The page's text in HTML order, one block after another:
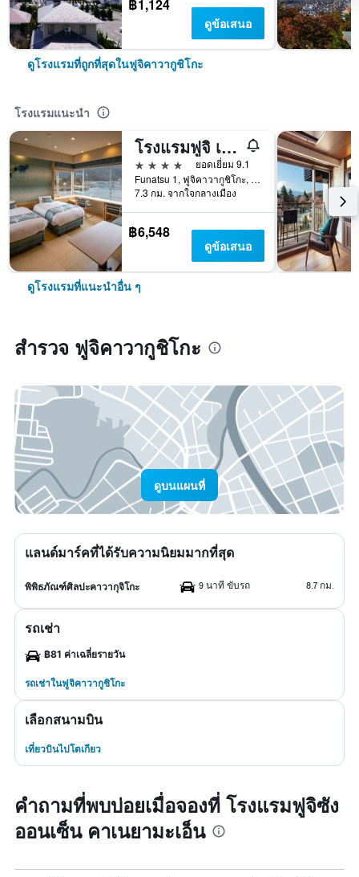
฿1,124
ดูข้อเสนอ
ดูโรงแรมที่ถูกที่สุดในฟูจิคาวากูชิโกะ
โรงแรมแนะนำ
โรงแรมฟูจิ เลค
4 ดาว
ยอดเยี่ยม 9.1
Funatsu 1, ฟูจิคาวากูชิโกะ, ญี่ปุ่น
7.3 กม. จากใจกลางเมือง
฿6,548
ดูข้อเสนอ
ดูโรงแรมที่แนะนำอื่น ๆ
สำรวจ ฟูจิคาวากูชิโกะ
ดูบนแผนที่
แลนด์มาร์คที่ได้รับความนิยมมากที่สุด
พิพิธภัณฑ์ศิลปะคาวากุจิโกะ 9 นาที ขับรถ 8.7 กม.
รถเช่า
฿81 ค่าเฉลี่ยรายวัน
รถเช่าในฟูจิคาวากูชิโกะ
เลือกสนามบิน
เที่ยวบินไปโตเกียว
คำถามที่พบบ่อยเมื่อจองที่ โรงแรมฟูจิซัง
ออนเซ็น คาเนยามะเอ็น